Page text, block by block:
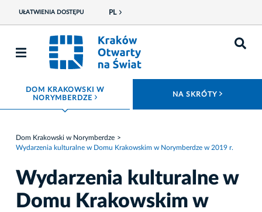
UŁATWIENIA DOSTĘPU PL
DOM KRAKOWSKI W
NORYMBERDZE ROZWIŃ MENU NA SKRÓTY
Dom Krakowski w Norymberdze
Wydarzenia kulturalne w Domu Krakowskim w Norymberdze w 2019 r.
Wydarzenia kulturalne w
Domu Krakowskim w